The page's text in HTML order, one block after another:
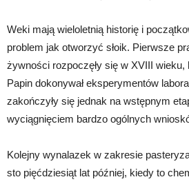
Weki mają wieloletnią historię i
problem jak otworzyć słoik. Pierwsze
żywności rozpoczęły się w XVIII
Papin dokonywał eksperymentów
zakończyły się jednak na wstępnym
wyciągnięciem bardzo ogólnych
Kolejny wynalazek w zakresie
sto pięćdziesiąt lat później, kiedy to